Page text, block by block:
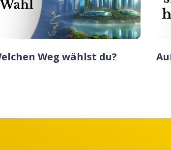
Weg wählst du?